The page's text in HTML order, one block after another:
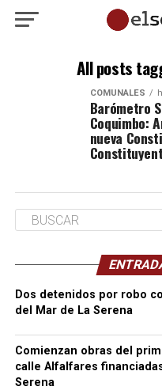
All posts
COMUNALES
Barómetro
Coquimbo:
nueva
Dos detenidos por robo
del Mar de La Serena
Comienzan obras del
calle Alfalfares
Serena